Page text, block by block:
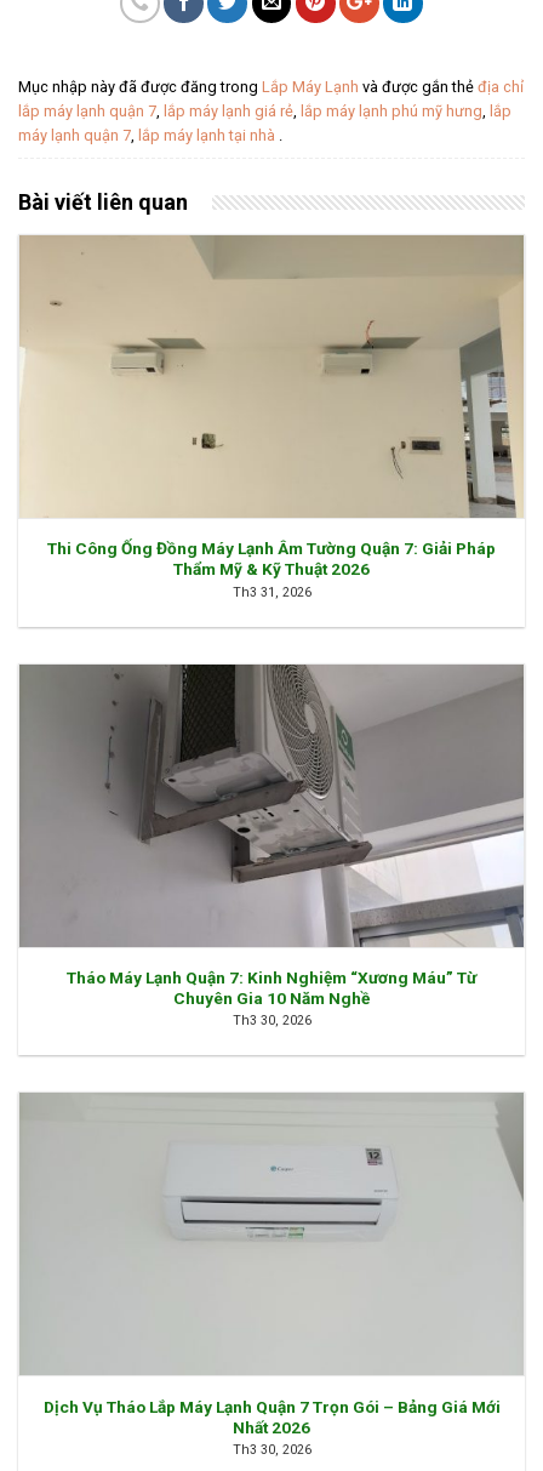
Mục nhập này đã được đăng trong Lắp Máy Lạnh và được gắn thẻ địa chỉ
lắp máy lạnh quận 7, lắp máy lạnh giá rẻ, lắp máy lạnh phú mỹ hưng, lắp
máy lạnh quận 7, lắp máy lạnh tại nhà .
Bài viết liên quan
Thi Công Ống Đồng Máy Lạnh Âm Tường Quận 7: Giải Pháp
Thẩm Mỹ & Kỹ Thuật 2026
Th3 31, 2026
Tháo Máy Lạnh Quận 7: Kinh Nghiệm “Xương Máu” Từ
Chuyên Gia 10 Năm Nghề
Th3 30, 2026
Dịch Vụ Tháo Lắp Máy Lạnh Quận 7 Trọn Gói – Bảng Giá Mới
Nhất 2026
Th3 30, 2026